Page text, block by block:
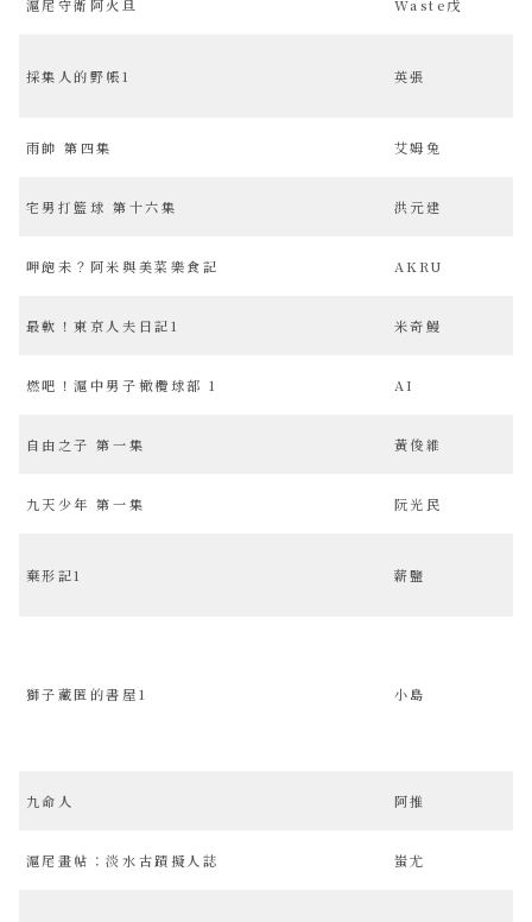
滬尾守衛阿火旦 Waste戊
採集人的野帳1 英張
雨帥 第四集 艾姆兔
宅男打籃球 第十六集 洪元建
呷飽未？阿米與美菜樂食記 AKRU
最軟！東京人夫日記1 米奇鰻
燃吧！滬中男子橄欖球部 1 AI
自由之子 第一集 黃俊維
九天少年 第一集 阮光民
棄形記1 薪鹽
獅子藏匿的書屋1 小島
九命人 阿推
滬尾畫帖：淡水古蹟擬人誌 蚩尤